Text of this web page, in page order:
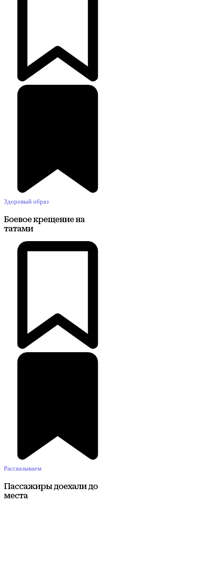
Здоровый образ
Боевое крещение на
татами
Рассказываем
Пассажиры доехали до
места